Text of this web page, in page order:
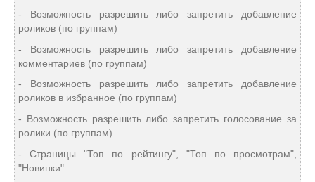
- Возможность разрешить либо запретить добавление
роликов (по группам)
- Возможность разрешить либо запретить добавление
комментариев (по группам)
- Возможность разрешить либо запретить добавление
роликов в избранное (по группам)
- Возможность разрешить либо запретить голосование за
ролики (по группам)
- Страницы "Топ по рейтингу", "Топ по просмотрам",
"Новинки"